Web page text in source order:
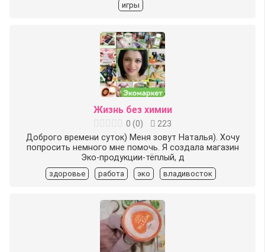
игры
Жизнь без химии
0 (0)
223
Доброго времени суток) Меня зовут Наталья). Хочу
попросить немного мне помочь. Я создала магазин
Эко-продукции-тёплый, д
здоровье работа эко владивосток